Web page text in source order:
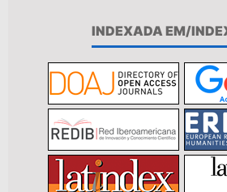
INDEXADA EM/